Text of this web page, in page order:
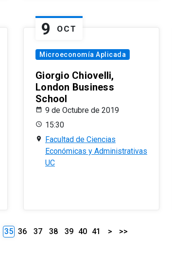
9 OCT
Microeconomía Aplicada
Giorgio Chiovelli,
London Business
School
9 de Octubre de 2019
15:30
Facultad de Ciencias
Económicas y Administrativas
UC
35 36 37 38 39 40 41 > >>